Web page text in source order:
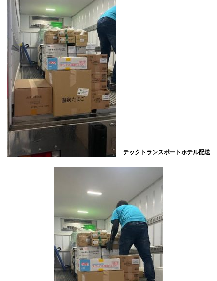
テックトランスポートホテル配送